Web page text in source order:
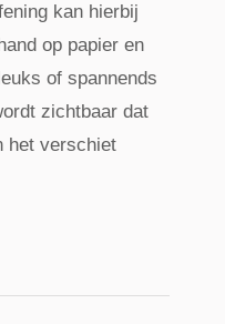
kan hierbij
op papier en
of spannends
zichtbaar dat
het verschiet